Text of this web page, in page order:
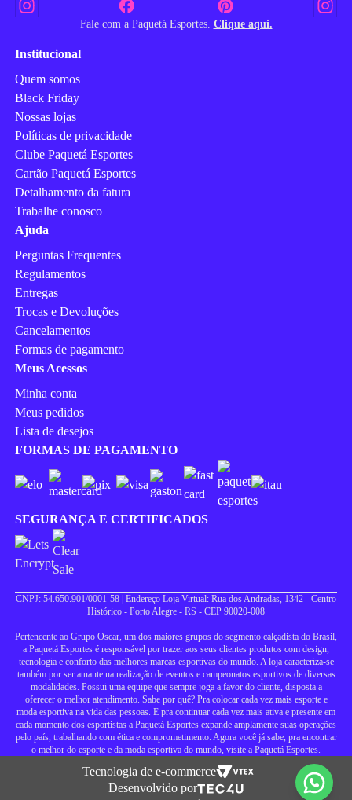
Fale com a Paquetá Esportes. Clique aqui.
Institucional
Quem somos
Black Friday
Nossas lojas
Políticas de privacidade
Clube Paquetá Esportes
Cartão Paquetá Esportes
Detalhamento da fatura
Trabalhe conosco
Ajuda
Perguntas Frequentes
Regulamentos
Entregas
Trocas e Devoluções
Cancelamentos
Formas de pagamento
Meus Acessos
Minha conta
Meus pedidos
Lista de desejos
FORMAS DE PAGAMENTO
SEGURANÇA E CERTIFICADOS
CNPJ: 54.650.901/0001-58 | Endereço Loja Virtual: Rua dos Andradas, 1342 - Centro
Histórico - Porto Alegre - RS - CEP 90020-008
Pertencente ao Grupo Oscar, um dos maiores grupos do segmento calçadista do Brasil,
a Paquetá Esportes é responsável por trazer aos seus clientes produtos com design,
tecnologia e conforto das melhores marcas esportivas do mundo. A loja caracteriza-se
também por ser atuante na realização de eventos e campeonatos esportivos de diversas
modalidades. Possui uma equipe que sempre joga a favor do cliente, disposta a
oferecer o melhor atendimento. Sabe por quê? Pra colocar cada vez mais esporte e
moda esportiva na vida das pessoas. E pra continuar cada vez mais ativa e presente em
cada momento dos esportistas a Paquetá Esportes expande amplamente suas operações
pelo país, trabalhando com ética e comprometimento. Agora você já sabe, pra encontrar
o melhor do esporte e da moda esportiva do mundo, visite a Paquetá Esportes.
Tecnologia de e-commerce
Desenvolvido por